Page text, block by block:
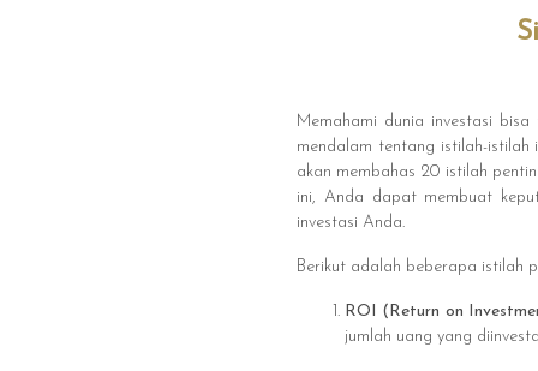
Memahami dunia investasi
mendalam tentang istilah-
akan membahas 20 istilah
ini, Anda dapat membuat
investasi Anda.
Berikut adalah beberapa istilah
ROI (Return on
jumlah uang yang